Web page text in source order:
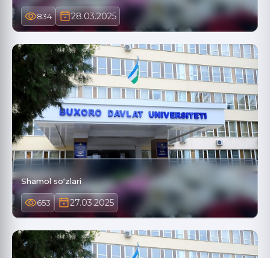
834 28.03.2025
Shamol soʻzlari
653 27.03.2025